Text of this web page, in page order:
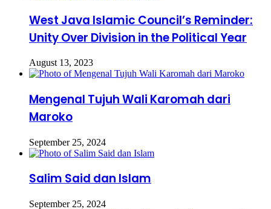
West Java Islamic Council’s Reminder:
Unity Over Division in the Political Year
August 13, 2023
Mengenal Tujuh Wali Karomah dari
Maroko
September 25, 2024
Salim Said dan Islam
September 25, 2024